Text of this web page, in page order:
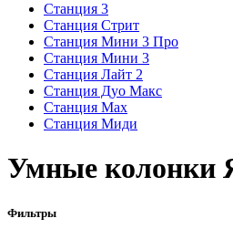
Станция 3
Станция Стрит
Станция Мини 3 Про
Станция Мини 3
Станция Лайт 2
Станция Дуо Макс
Станция Max
Станция Миди
Умные колонки
Фильтры